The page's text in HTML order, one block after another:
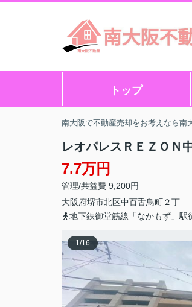
トップ
南大阪で不動産売却をお考えなら南
レオパレスＲＥＺＯＮ
7.7万円
管理/共益費 9,200円
大阪府堺市北区中百舌鳥町２丁
地下鉄御堂筋線「なかもず」駅
1/16